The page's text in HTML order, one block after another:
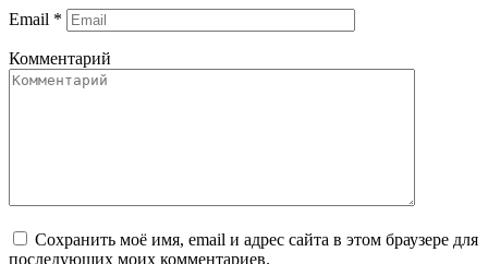
Email *
Комментарий
Сохранить моё имя, email и адрес сайта в этом браузере для
последующих моих комментариев.